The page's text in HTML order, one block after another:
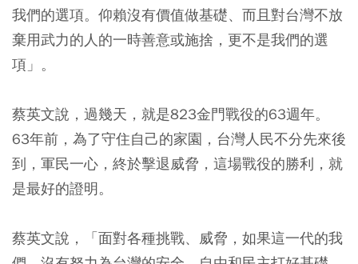
我們的選項。仰賴沒有價值做基礎、而且對台灣不放
棄用武力的人的一時善意或施捨，更不是我們的選
項」。
蔡英文說，過幾天，就是823金門戰役的63週年。
63年前，為了守住自己的家園，台灣人民不分先來後
到，軍民一心，終於擊退威脅，這場戰役的勝利，就
是最好的證明。
蔡英文說，「面對各種挑戰、威脅，如果這一代的我